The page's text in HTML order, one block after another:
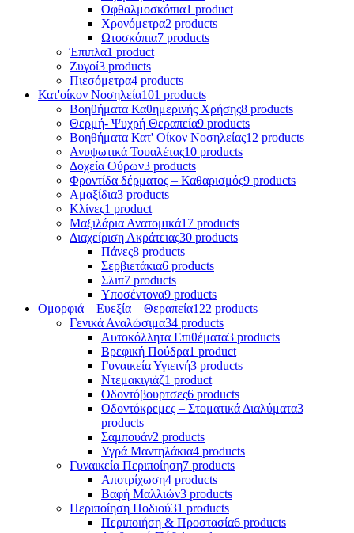
Οφθαλμοσκόπια1 product
Χρονόμετρα2 products
Ωτοσκόπια7 products
Έπιπλα1 product
Ζυγοί3 products
Πιεσόμετρα4 products
Κατ'οίκον Νοσηλεία101 products
Βοηθήματα Καθημερινής Χρήσης8 products
Θερμή- Ψυχρή Θεραπεία9 products
Βοηθήματα Κατ' Οίκον Νοσηλείας12 products
Ανυψωτικά Τουαλέτας10 products
Δοχεία Ούρων3 products
Φροντίδα δέρματος – Καθαρισμός9 products
Αμαξίδια3 products
Κλίνες1 product
Μαξιλάρια Ανατομικά17 products
Διαχείριση Ακράτειας30 products
Πάνες8 products
Σερβιετάκια6 products
Σλιπ7 products
Υποσέντονα9 products
Ομορφιά – Ευεξία – Θεραπεία122 products
Γενικά Αναλώσιμα34 products
Αυτοκόλλητα Επιθέματα3 products
Βρεφική Πούδρα1 product
Γυναικεία Υγιεινή3 products
Ντεμακιγιάζ1 product
Οδοντόβουρτσες6 products
Οδοντόκρεμες – Στοματικά Διαλύματα3
products
Σαμπουάν2 products
Υγρά Μαντηλάκια4 products
Γυναικεία Περιποίηση7 products
Αποτρίχωση4 products
Βαφή Μαλλιών3 products
Περιποίηση Ποδιού31 products
Περιποιήση & Προστασία6 products